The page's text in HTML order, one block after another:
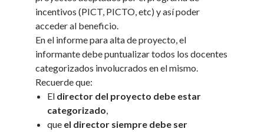
incentivos (PICT, PICTO, etc) y así poder
acceder al beneficio.
En el informe para alta de proyecto, el
informante debe puntualizar todos los docentes
categorizados involucrados en el mismo.
Recuerde que:
El director del proyecto debe estar
categorizado,
que el director siempre debe ser